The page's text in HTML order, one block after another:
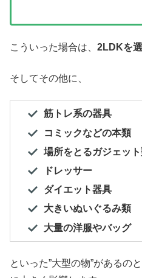
こういった場合は、 2LDKを
そしてその他に、
筋トレ系の器具
コミックなどの本類
場所をとるガジェッ
ドレッサー
ダイエット器具
大きいぬいぐるみ類
大量の洋服やバッグ
といった”大型の物”があるの